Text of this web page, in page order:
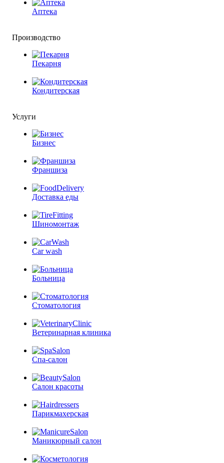
Аптека
Производство
Пекарня
Кондитерская
Услуги
Бизнес
Франшиза
Доставка еды
Шиномонтаж
Car wash
Больница
Стоматология
Ветеринарная клиника
Спа-салон
Салон красоты
Парикмахерская
Маникюрный салон